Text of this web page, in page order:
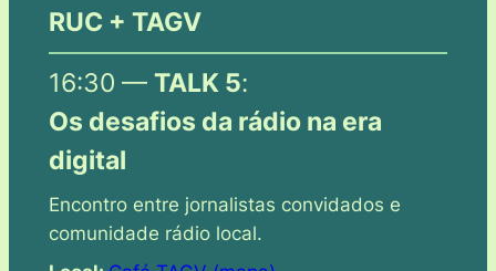
RUC + TAGV
16:30 — TALK 5:
Os desafios da rádio na era
digital
Encontro entre jornalistas convidados e
comunidade rádio local.